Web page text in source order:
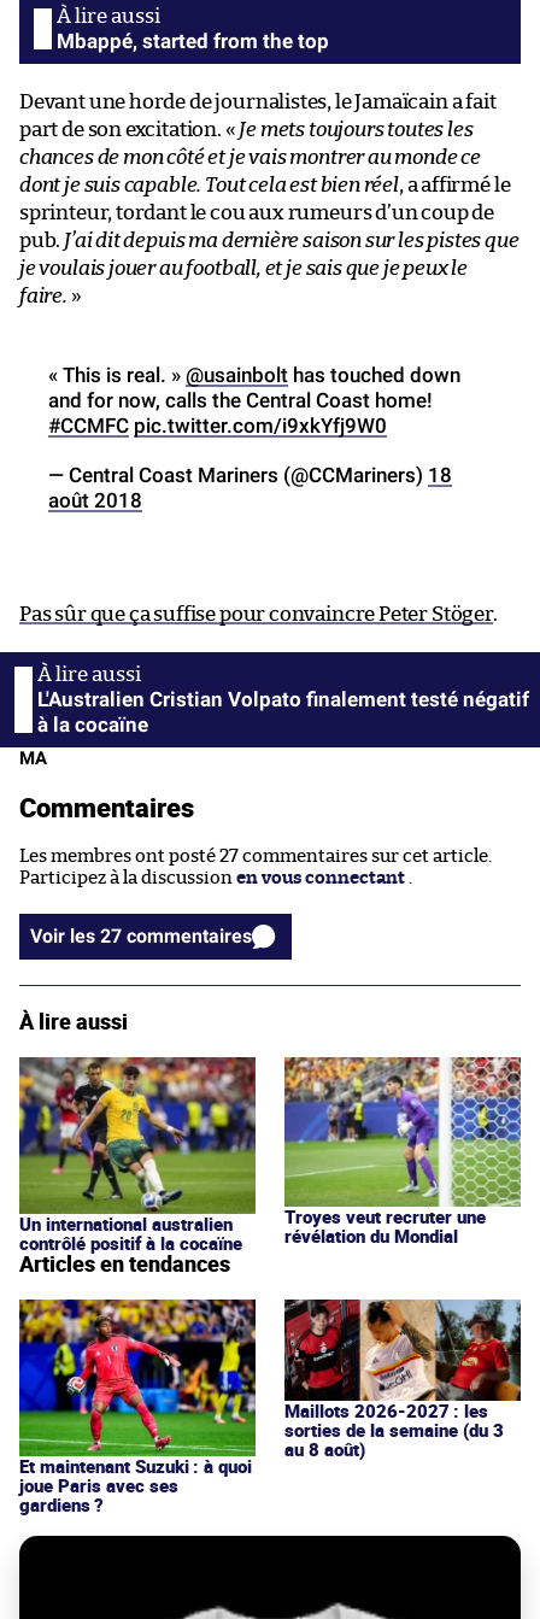
Mbappé, started from the top
Devant une horde de journalistes, le Jamaïcain a fait
part de son excitation. « Je mets toujours toutes les
chances de mon côté et je vais montrer au monde ce
dont je suis capable. Tout cela est bien réel, a affirmé le
sprinteur, tordant le cou aux rumeurs d’un coup de
pub. J’ai dit depuis ma dernière saison sur les pistes que
je voulais jouer au football, et je sais que je peux le
faire. »
« This is real. » @usainbolt has touched down
and for now, calls the Central Coast home!
#CCMFC pic.twitter.com/i9xkYfj9W0
— Central Coast Mariners (@CCMariners) 18
août 2018
Pas sûr que ça suffise pour convaincre Peter Stöger.
L'Australien Cristian Volpato finalement testé négatif
à la cocaïne
MA
Commentaires
Les membres ont posté 27 commentaires sur cet article.
Participez à la discussion en vous connectant
Voir les 27 commentaires
À lire aussi
Un international australien
contrôlé positif à la cocaïne
Troyes veut recruter une
révélation du Mondial
Articles en tendances
Et maintenant Suzuki : à quoi
joue Paris avec ses
gardiens ?
Maillots 2026-2027 : les
sorties de la semaine (du 3
au 8 août)